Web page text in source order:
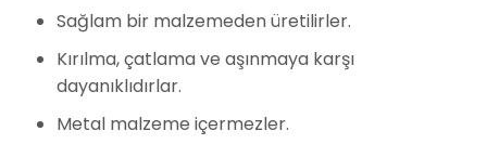
Sağlam bir malzemeden üretilirler.
Kırılma, çatlama ve aşınmaya karşı
dayanıklıdırlar.
Metal malzeme içermezler.